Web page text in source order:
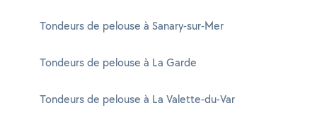
Tondeurs de pelouse à Sanary-sur-Mer
Tondeurs de pelouse à La Garde
Tondeurs de pelouse à La Valette-du-Var